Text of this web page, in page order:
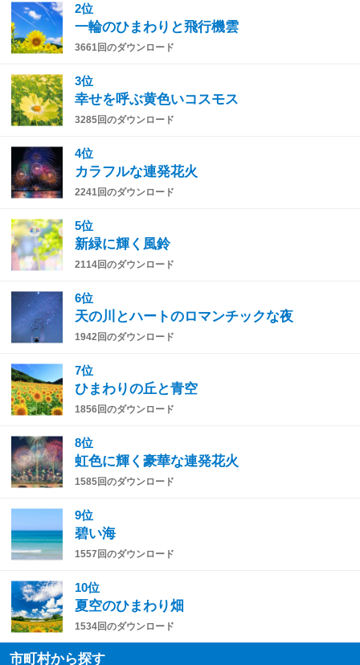
2位
一輪のひまわりと飛行機雲
3661回のダウンロード
3位
幸せを呼ぶ黄色いコスモス
3285回のダウンロード
4位
カラフルな連発花火
2241回のダウンロード
5位
新緑に輝く風鈴
2114回のダウンロード
6位
天の川とハートのロマンチックな夜
1942回のダウンロード
7位
ひまわりの丘と青空
1856回のダウンロード
8位
虹色に輝く豪華な連発花火
1585回のダウンロード
9位
碧い海
1557回のダウンロード
10位
夏空のひまわり畑
1534回のダウンロード
市町村から探す